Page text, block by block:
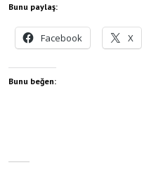
Bunu paylaş:
Facebook X
Bunu beğen: